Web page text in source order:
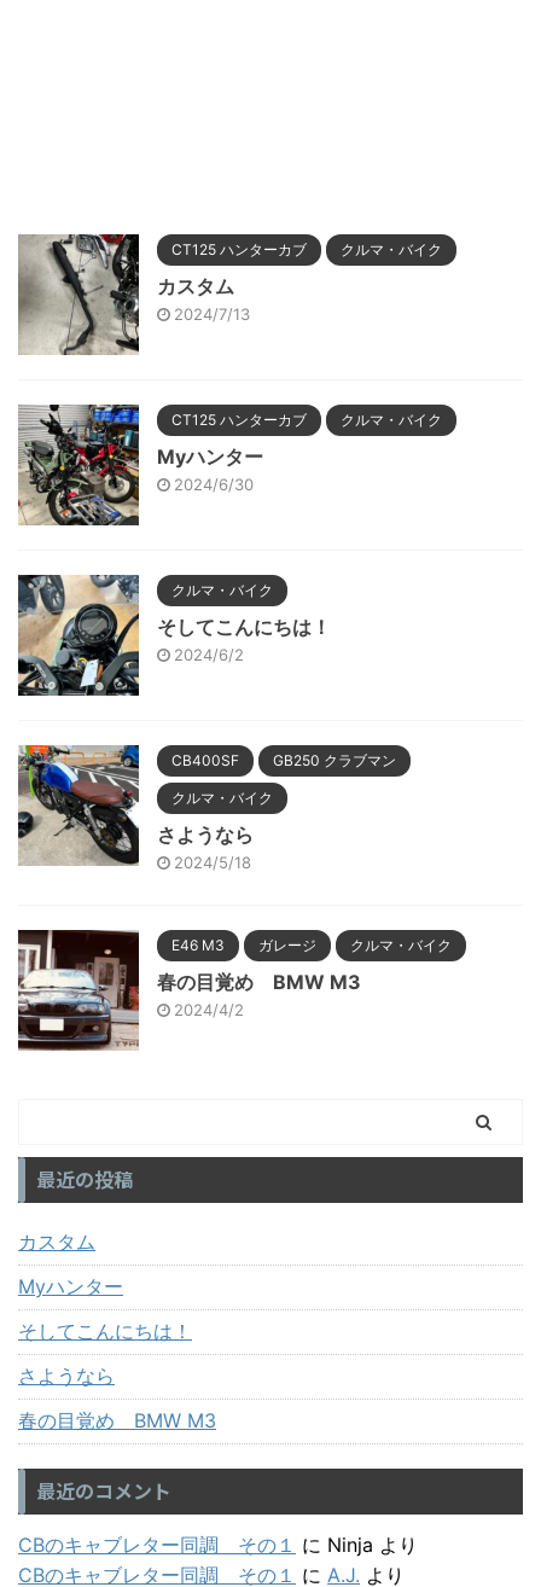
CT125 ハンターカブ クルマ・バイク
カスタム
2024/7/13
CT125 ハンターカブ クルマ・バイク
Myハンター
2024/6/30
クルマ・バイク
そしてこんにちは！
2024/6/2
CB400SF GB250 クラブマン
クルマ・バイク
さようなら
2024/5/18
E46 M3 ガレージ クルマ・バイク
春の目覚め BMW M3
2024/4/2
最近の投稿
カスタム
Myハンター
そしてこんにちは！
さようなら
春の目覚め BMW M3
最近のコメント
CBのキャブレター同調 その１ に Ninja より
CBのキャブレター同調 その１ に A.J. より